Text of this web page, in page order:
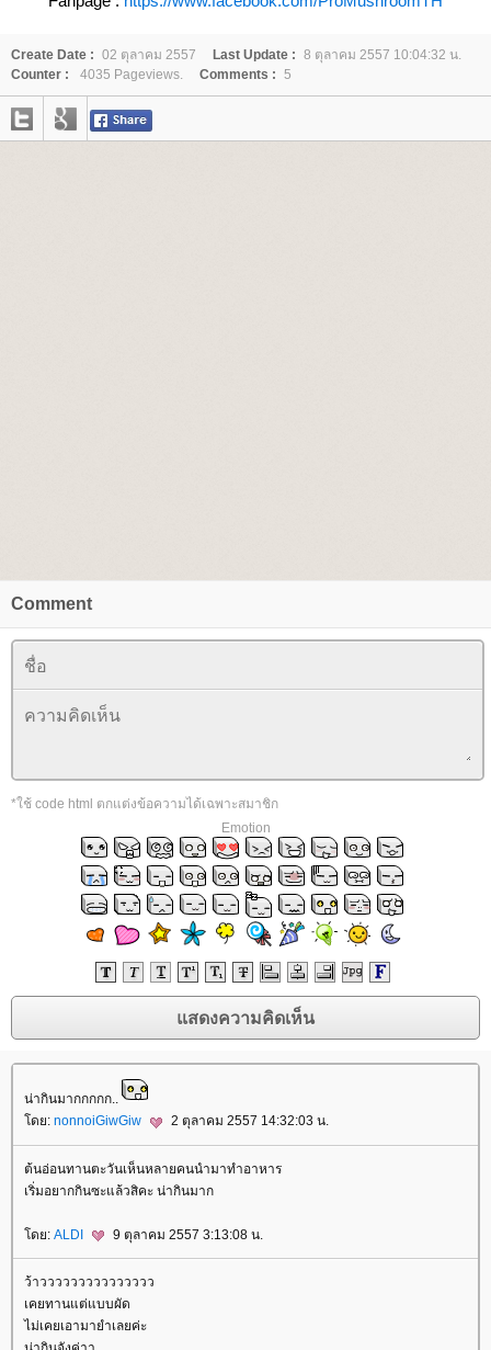
Create Date : 02 ตุลาคม 2557 Last Update : 8 ตุลาคม 2557 10:04:32 น.
Counter :
4035 Pageviews. Comments : 5
Comment
*ใช้ code html ตกแต่งข้อความได้เฉพาะสมาชิก
Emotion
น่ากินมากกกกก..
ดย: nonnoiGiwGiw 2 ตุลาคม 2557 14:32:03 น.
ต้นอ่อนทานตะวันเห็นหลายคนนำมาทำอาหาร
เริ่มอยากกินซะแล้วสิคะ น่ากินมาก
ดย: ALDI 9 ตุลาคม 2557 3:13:08 น.
ว้าววววววววววววววว
เคยทานแต่แบบผัด
ไม่เคยเอามายำเลยค่ะ